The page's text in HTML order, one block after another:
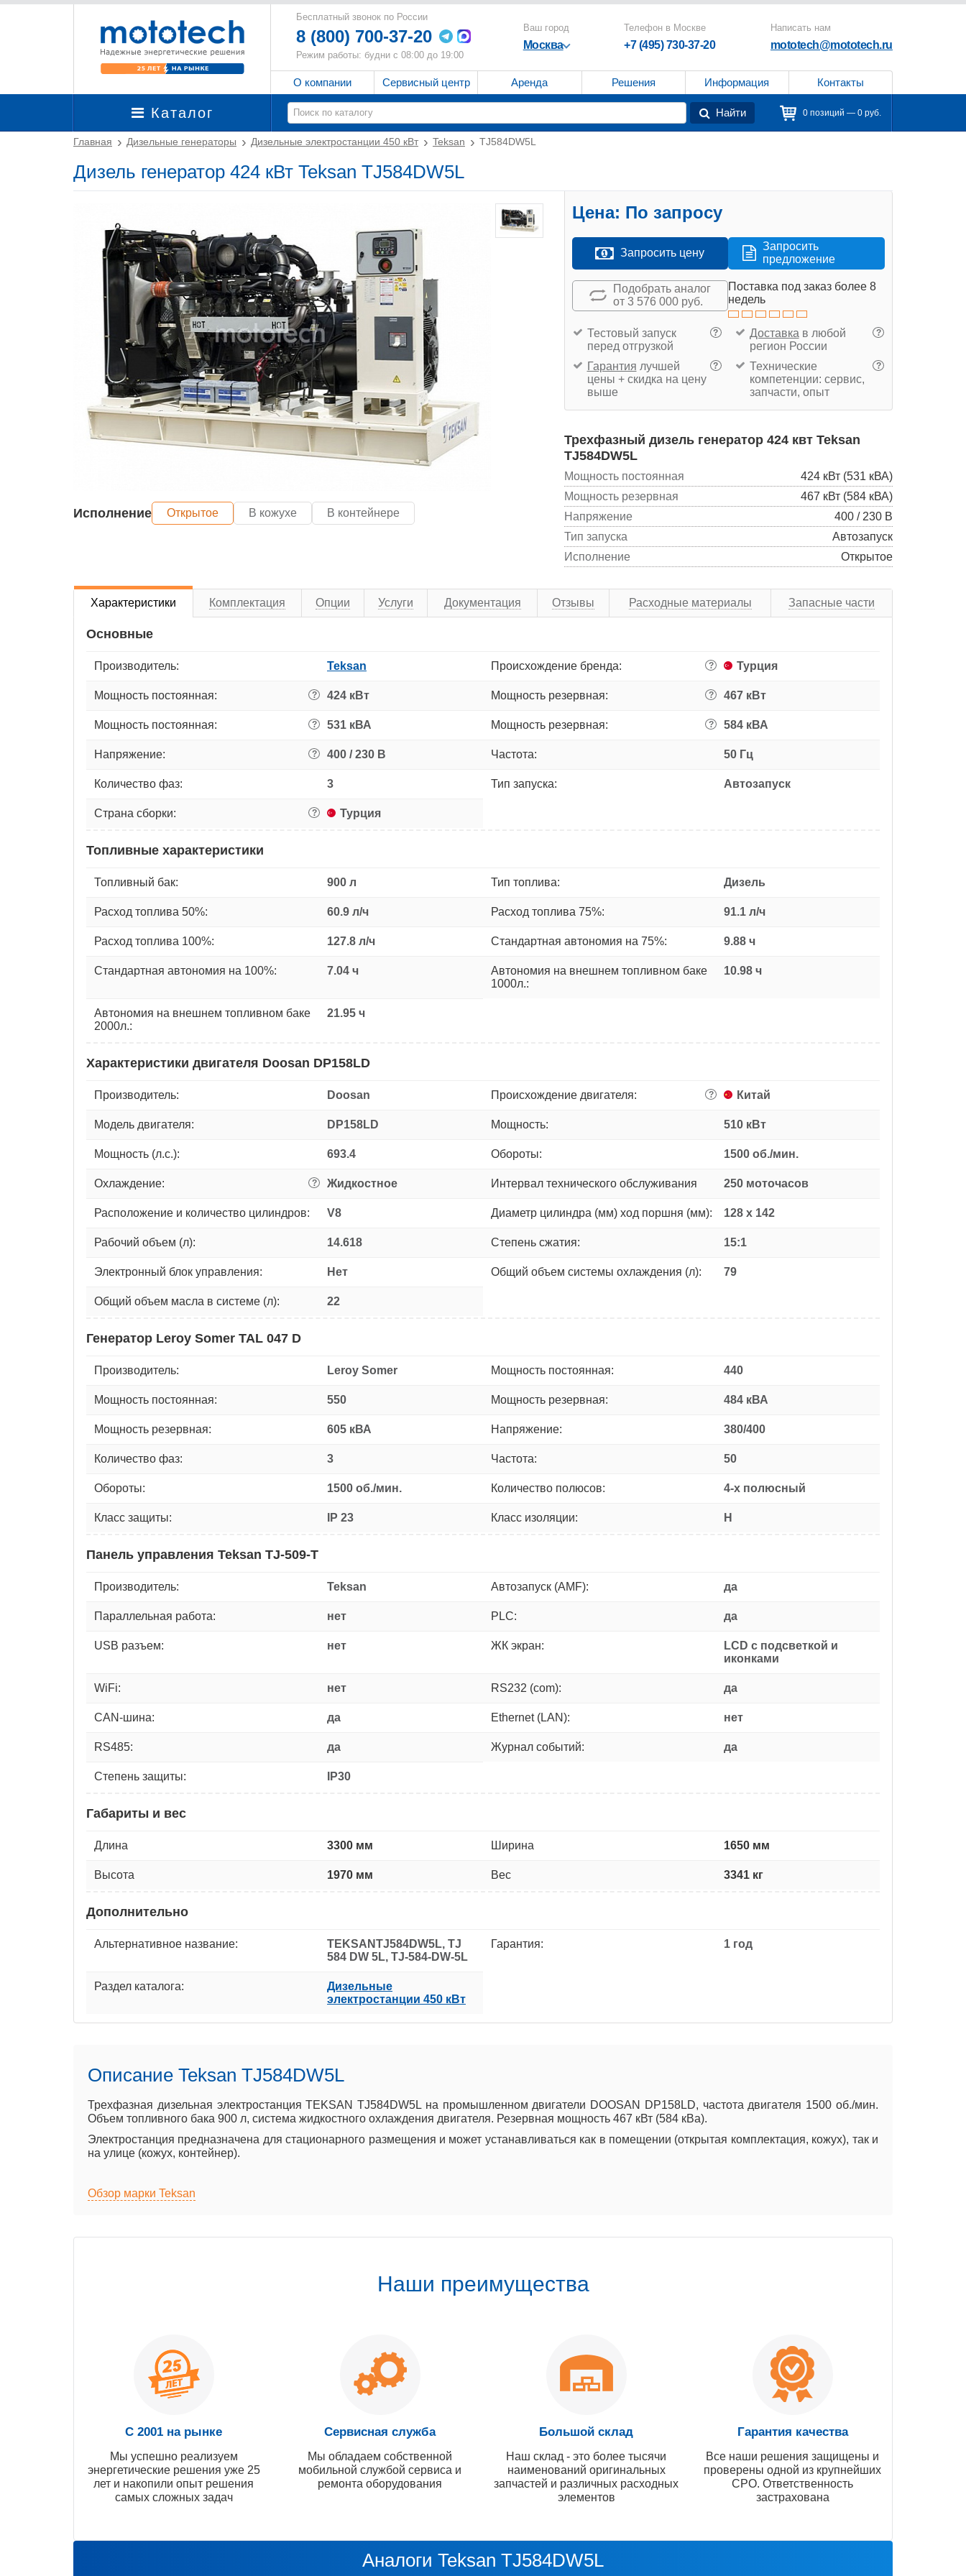
Бесплатный звонок по России
8 (800) 700-37-20
Режим работы: будни с 08:00 до 19:00
Ваш город
Москва
Телефон в Москве
+7 (495) 730-37-20
Написать нам
mototech@mototech.ru
О компании Сервисный центр Аренда Решения Информация Контакты
Каталог Найти 0 позиций — 0 руб.
Главная Дизельные генераторы Дизельные электростанции 450 кВт Teksan TJ584DW5L
Дизель генератор 424 кВт Teksan TJ584DW5L
Исполнение Открытое В кожухе В контейнере
Цена: По запросу
Запросить цену
Запросить
предложение
Подобрать аналог
от 3 576 000 руб.
Поставка под заказ более 8
недель
?
Тестовый запуск
перед отгрузкой
?
Доставка в любой
регион России
?
Гарантия лучшей
цены + скидка на цену
выше
?
Технические
компетенции: сервис,
запчасти, опыт
Трехфазный дизель генератор 424 квт Teksan
TJ584DW5L
Мощность постоянная
424 кВт (531 кВА)
Мощность резервная
467 кВт (584 кВА)
Напряжение
400 / 230 В
Тип запуска
Автозапуск
Исполнение
Открытое
Характеристики Комплектация Опции Услуги Документация Отзывы Расходные материалы Запасные части
Основные
Производитель: Teksan Происхождение бренда: ? Турция
Мощность постоянная: ? 424 кВт Мощность резервная: ? 467 кВт
Мощность постоянная: ? 531 кВА Мощность резервная: ? 584 кВА
Напряжение: ? 400 / 230 В Частота: 50 Гц
Количество фаз: 3 Тип запуска: Автозапуск
Страна сборки: ? Турция
Топливные характеристики
Топливный бак: 900 л Тип топлива: Дизель
Расход топлива 50%: 60.9 л/ч Расход топлива 75%: 91.1 л/ч
Расход топлива 100%: 127.8 л/ч Стандартная автономия на 75%: 9.88 ч
Стандартная автономия на 100%: 7.04 ч
Автономия на внешнем топливном баке
1000л.:
10.98 ч
Автономия на внешнем топливном баке
2000л.:
21.95 ч
Характеристики двигателя Doosan DP158LD
Производитель: Doosan Происхождение двигателя: ? Китай
Модель двигателя: DP158LD Мощность: 510 кВт
Мощность (л.с.): 693.4 Обороты: 1500 об./мин.
Охлаждение: ? Жидкостное Интервал технического обслуживания 250 моточасов
Расположение и количество цилиндров: V8 Диаметр цилиндра (мм) ход поршня (мм): 128 x 142
Рабочий объем (л): 14.618 Степень сжатия: 15:1
Электронный блок управления: Нет Общий объем системы охлаждения (л): 79
Общий объем масла в системе (л): 22
Генератор Leroy Somer TAL 047 D
Производитель: Leroy Somer Мощность постоянная: 440
Мощность постоянная: 550 Мощность резервная: 484 кВА
Мощность резервная: 605 кВА Напряжение: 380/400
Количество фаз: 3 Частота: 50
Обороты: 1500 об./мин. Количество полюсов: 4-х полюсный
Класс защиты: IP 23 Класс изоляции: H
Панель управления Teksan TJ-509-T
Производитель: Teksan Автозапуск (AMF): да
Параллельная работа: нет PLC: да
USB разъем: нет ЖК экран:
LCD с подсветкой и
иконками
WiFi: нет RS232 (com): да
CAN-шина: да Ethernet (LAN): нет
RS485: да Журнал событий: да
Степень защиты: IP30
Габариты и вес
Длина 3300 мм Ширина 1650 мм
Высота 1970 мм Вес 3341 кг
Дополнительно
Альтернативное название:
TEKSANTJ584DW5L, TJ
584 DW 5L, TJ-584-DW-5L
Гарантия: 1 год
Раздел каталога:
Дизельные
электростанции 450 кВт
Описание Teksan TJ584DW5L
Трехфазная дизельная электростанция TEKSAN TJ584DW5L на промышленном двигатели DOOSAN DP158LD, частота двигателя 1500 об./мин.
Объем топливного бака 900 л, система жидкостного охлаждения двигателя. Резервная мощность 467 кВт (584 кВа).
Электростанция предназначена для стационарного размещения и может устанавливаться как в помещении (открытая комплектация, кожух), так и
на улице (кожух, контейнер).
Обзор марки Teksan
Наши преимущества
С 2001 на рынке
Мы успешно реализуем
энергетические решения уже 25
лет и накопили опыт решения
самых сложных задач
Сервисная служба
Мы обладаем собственной
мобильной службой сервиса и
ремонта оборудования
Большой склад
Наш склад - это более тысячи
наименований оригинальных
запчастей и различных расходных
элементов
Гарантия качества
Все наши решения защищены и
проверены одной из крупнейших
СРО. Ответственность
застрахована
Аналоги Teksan TJ584DW5L